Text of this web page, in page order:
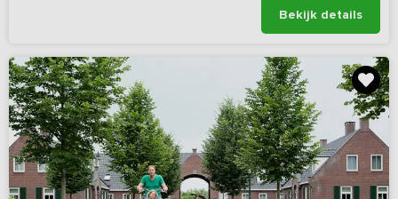
Bekijk details